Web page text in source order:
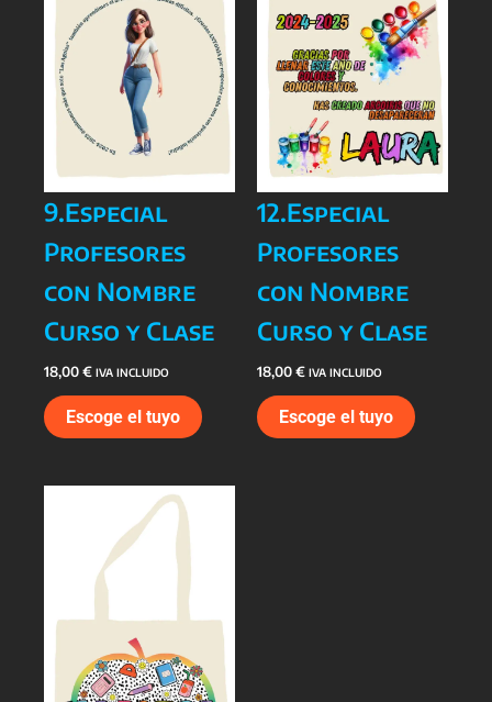
9.Especial
Profesores
con Nombre
Curso y Clase
18,00€ IVA INCLUIDO
Escoge el tuyo
12.Especial
Profesores
con Nombre
Curso y Clase
18,00€ IVA INCLUIDO
Escoge el tuyo